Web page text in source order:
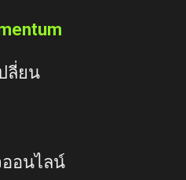
ลี่ยน
อนไลน์